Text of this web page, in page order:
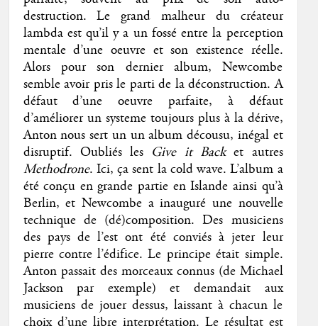
destruction. Le grand malheur du créateur
lambda est qu’il y a un fossé entre la perception
mentale d’une oeuvre et son existence réelle.
Alors pour son dernier album, Newcombe
semble avoir pris le parti de la déconstruction. A
défaut d’une oeuvre parfaite, à défaut
d’améliorer un systeme toujours plus à la dérive,
Anton nous sert un un album décousu, inégal et
disruptif. Oubliés les Give it Backet autres
Methodrone. Ici, ça sent la cold wave. L’album a
été conçu en grande partie en Islande ainsi qu’à
Berlin, et Newcombe a inauguré une nouvelle
technique de (dé)composition. Des musiciens
des pays de l’est ont été conviés à jeter leur
pierre contre l’édifice. Le principe était simple.
Anton passait des morceaux connus (de Michael
Jackson par exemple) et demandait aux
musiciens de jouer dessus, laissant à chacun le
choix d’une libre interprétation. Le résultat est